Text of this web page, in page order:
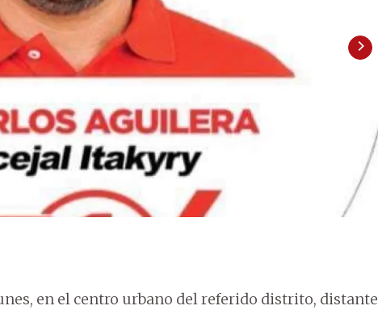
en el centro urbano del referido distrito, distante